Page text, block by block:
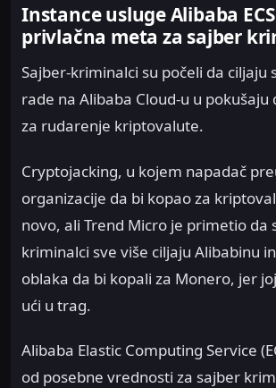
Instance usluge Alibaba
privlačna meta za sajber
Sajber-kriminalci su počeli da ciljaju
rade na Alibaba Cloud-u u pokušaju
za rudarenje kriptovalute.
Cryptojacking, u kojem napadač
organizacije da bi kopao za
novo, ali Trend Micro je primetio da
kriminalci sve više ciljaju Alibabinu
oblaka da bi kopali za Monero, jer
ući u trag.
Alibaba Elastic Computing Service
od posebne vrednosti za sajber